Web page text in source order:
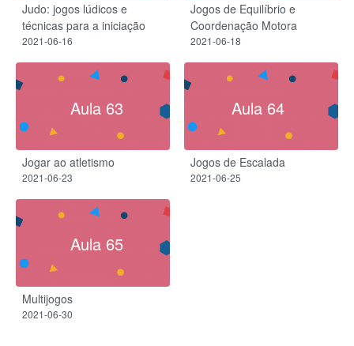
Judo: jogos lúdicos e
técnicas para a iniciação
2021-06-16
Jogos de Equilíbrio e
Coordenação Motora
2021-06-18
Aula 63
Jogar ao atletismo
2021-06-23
Aula 64
Jogos de Escalada
2021-06-25
Aula 65
Multijogos
2021-06-30